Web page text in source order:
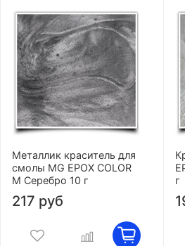
Металлик краситель для
смолы MG EPOX COLOR
M Серебро 10 г
217 руб
г